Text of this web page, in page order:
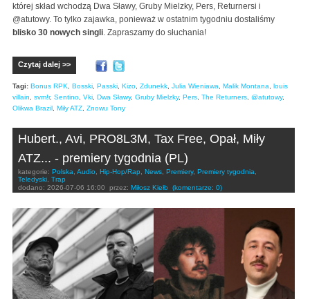
której skład wchodzą Dwa Sławy, Gruby Mielzky, Pers, Returnersi i
@atutowy. To tylko zajawka, ponieważ w ostatnim tygodniu dostaliśmy
blisko 30 nowych singli . Zapraszamy do słuchania!
Czytaj dalej >>
Tagi: Bonus RPK Bosski Passki Kizo Zdunekk Julia Wieniawa Malik Montana
louis
villain
svm!r, Sentino Vki Dwa Sławy, Gruby Mielzky, Pers The Returners @atutowy,
Olikwa Brazil Miły ATZ Znowu Tony
Hubert., Avi, PRO8L3M, Tax Free, Opał, Miły
ATZ... - premiery tygodnia (PL)
kategorie: Polska Audio Hip-Hop/Rap News Premiery, Premiery tygodnia
Teledyski Trap
dodano: 2026-07-06 16:00 przez: Miłosz Kiełb (komentarze: 0)